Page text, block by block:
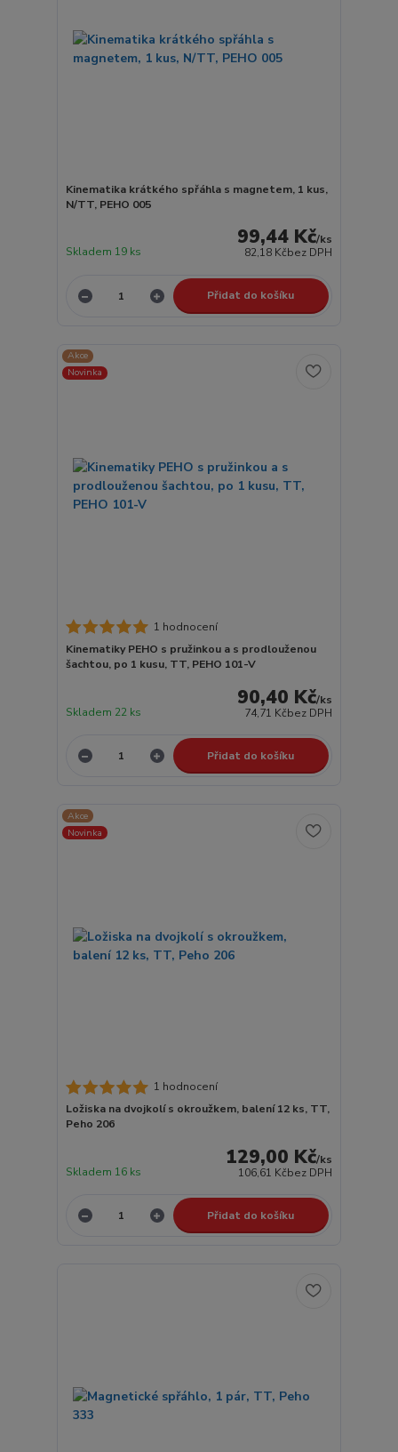
Kinematika krátkého spřáhla s magnetem, 1 kus,
N/TT, PEHO 005
99,44 Kč/ks
82,18 Kčbez DPH
Skladem 19 ks
Přidat do košíku
Akce
Novinka
1 hodnocení
Kinematiky PEHO s pružinkou a s prodlouženou
šachtou, po 1 kusu, TT, PEHO 101-V
90,40 Kč/ks
74,71 Kčbez DPH
Skladem 22 ks
Přidat do košíku
Akce
Novinka
1 hodnocení
Ložiska na dvojkolí s okroužkem, balení 12 ks, TT,
Peho 206
129,00 Kč/ks
106,61 Kčbez DPH
Skladem 16 ks
Přidat do košíku